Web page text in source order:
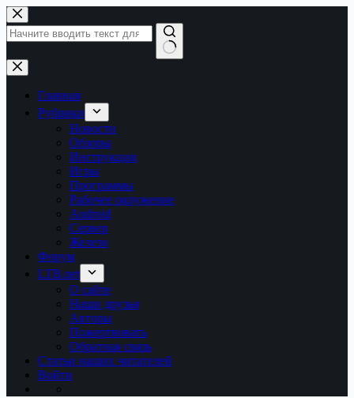
Перейти
к
сути
Ничего
не
найденоГлавная
Рубрики
Новости
Обзоры
Инструкции
Игры
Программы
Рабочее окружение
Android
Сервер
Железо
Форум
LTB.net
О сайте
Наши друзья
Авторы
Пожертвовать
Обратная связь
Статьи наших читателей
Войти